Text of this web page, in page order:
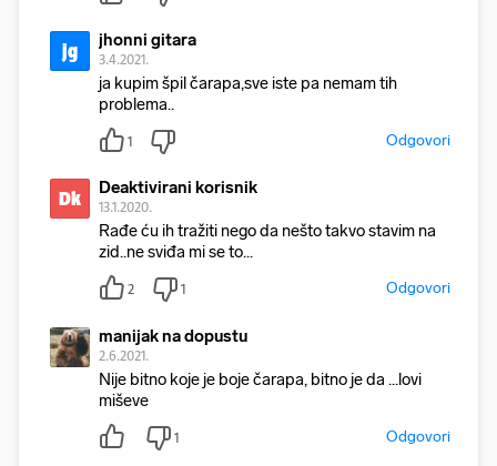
jg jhonni gitara
3.4.2021.
ja kupim špil čarapa,sve iste pa nemam tih
problema..
1 Odgovori
Dk Deaktivirani korisnik
13.1.2020.
Rađe ću ih tražiti nego da nešto takvo stavim na
zid..ne sviđa mi se to...
2 1 Odgovori
manijak na dopustu
2.6.2021.
Nije bitno koje je boje čarapa, bitno je da ...lovi
miševe
1 Odgovori